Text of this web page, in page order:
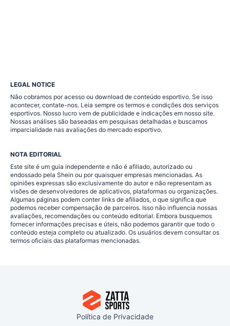
LEGAL NOTICE
Não cobramos por acesso ou download de conteúdo esportivo. Se isso
acontecer, contate-nos. Leia sempre os termos e condições dos serviços
esportivos. Nosso lucro vem de publicidade e indicações em nosso site.
Nossas análises são baseadas em pesquisas detalhadas e buscamos
imparcialidade nas avaliações do mercado esportivo.
NOTA EDITORIAL
Este site é um guia independente e não é afiliado, autorizado ou
endossado pela Shein ou por quaisquer empresas mencionadas. As
opiniões expressas são exclusivamente do autor e não representam as
visões de desenvolvedores de aplicativos, plataformas ou organizações.
Algumas páginas podem conter links de afiliados, o que significa que
podemos receber compensação de parceiros. Isso não influencia nossas
avaliações, recomendações ou conteúdo editorial. Embora busquemos
fornecer informações precisas e úteis, não podemos garantir que todo o
conteúdo esteja completo ou atualizado. Os usuários devem consultar os
termos oficiais das plataformas mencionadas.
Política de Privacidade